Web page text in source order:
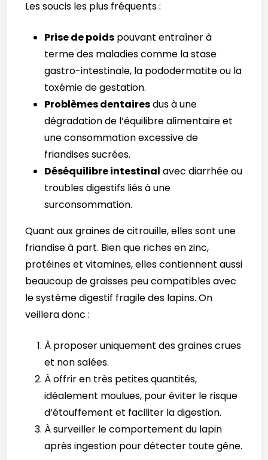
Les soucis les plus fréquents :
Prise de poids pouvant entraîner à
terme des maladies comme la stase
gastro-intestinale, la pododermatite ou la
toxémie de gestation.
Problèmes dentairesdus à une
dégradation de l’équilibre alimentaire et
une consommation excessive de
friandises sucrées.
Déséquilibre intestinal avec diarrhée ou
troubles digestifs liés à une
surconsommation.
Quant aux graines de citrouille, elles sont une
friandise à part. Bien que riches en zinc,
protéines et vitamines, elles contiennent aussi
beaucoup de graisses peu compatibles avec
le système digestif fragile des lapins. On
veillera donc :
À proposer uniquement des graines crues
et non salées.
À offrir en très petites quantités,
idéalement moulues, pour éviter le risque
d’étouffement et faciliter la digestion.
À surveiller le comportement du lapin
après ingestion pour détecter toute gêne.